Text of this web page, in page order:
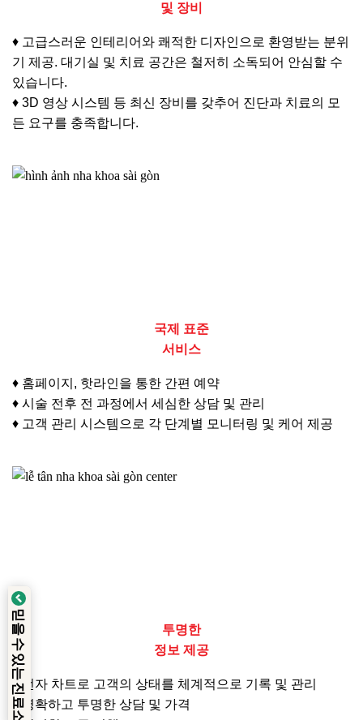
및 장비
♦ 고급스러운 인테리어와 쾌적한 디자인으로 환영받는 분위
기 제공. 대기실 및 치료 공간은 철저히 소독되어 안심할 수
있습니다.
♦ 3D 영상 시스템 등 최신 장비를 갖추어 진단과 치료의 모
든 요구를 충족합니다.
국제 표준
서비스
♦ 홈페이지, 핫라인을 통한 간편 예약
♦ 시술 전후 전 과정에서 세심한 상담 및 관리
♦ 고객 관리 시스템으로 각 단계별 모니터링 및 케어 제공
투명한
정보 제공
♦ 전자 차트로 고객의 상태를 체계적으로 기록 및 관리
♦ 명확하고 투명한 상담 및 가격
믿을 수 있는 진료소